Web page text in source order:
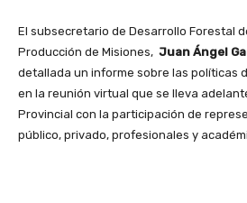
El subsecretario de Desarrollo Forestal
Producción de Misiones, Juan Ángel
detallada un informe sobre las políticas
en la reunión virtual que se lleva
Provincial con la participación de
público, privado, profesionales y